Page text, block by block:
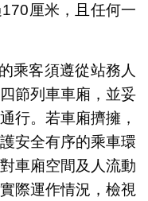
厘米，且任何一
乘客須遵從站務人
節列車車廂，並妥
行。若車廂擠擁，
安全有序的乘車環
車廂空間及人流動
際運作情況，檢視